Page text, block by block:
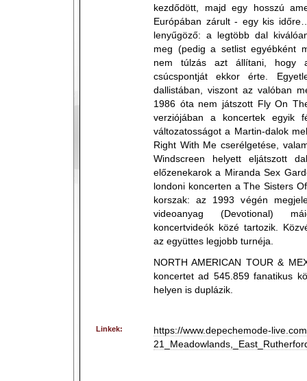
kezdődött, majd egy hosszú
Európában zárult - egy kis
lenyűgöző: a legtöbb dal
meg (pedig a setlist egyébként
nem túlzás azt állítani, hogy
csúcspontját ekkor érte.
dallistában, viszont az valóban
1986 óta nem játszott Fly On
verziójában a koncertek egyik
változatosságot a Martin-dalok
Right With Me cserélgetése,
Windscreen helyett eljátszott
előzenekarok a Miranda Sex
londoni koncerten a The Sisters
korszak: az 1993 végén
videoanyag (Devotional)
koncertvideók közé tartozik.
az együttes legjobb turnéja.
NORTH AMERICAN TOUR &
koncertet ad 545.859 fanatikus
helyen is duplázik.
Linkek:
https://www.depechemode-